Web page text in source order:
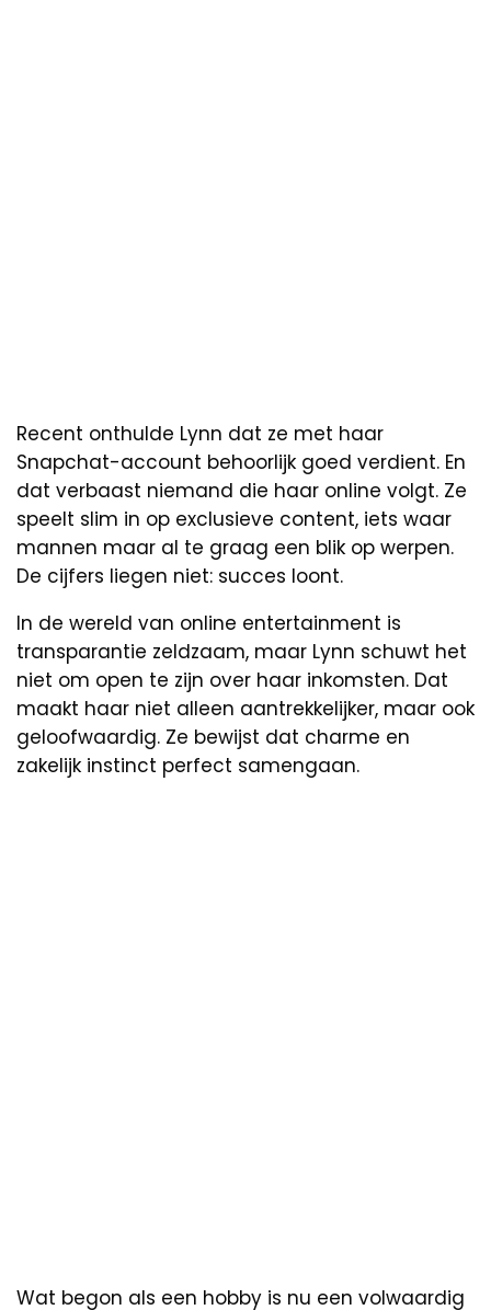
Recent onthulde Lynn dat ze met haar
Snapchat-account behoorlijk goed verdient. En
dat verbaast niemand die haar online volgt. Ze
speelt slim in op exclusieve content, iets waar
mannen maar al te graag een blik op werpen.
De cijfers liegen niet: succes loont.
In de wereld van online entertainment is
transparantie zeldzaam, maar Lynn schuwt het
niet om open te zijn over haar inkomsten. Dat
maakt haar niet alleen aantrekkelijker, maar ook
geloofwaardig. Ze bewijst dat charme en
zakelijk instinct perfect samengaan.
Wat begon als een hobby is nu een volwaardig